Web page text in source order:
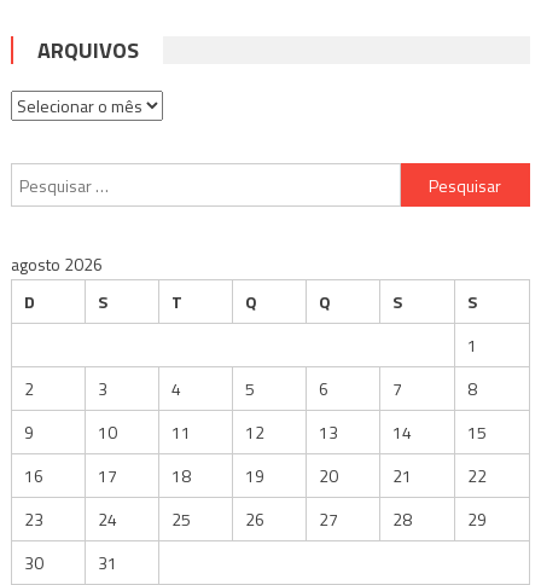
ARQUIVOS
Arquivos
Pesquisar
por:
agosto 2026
D
S T Q Q S
S
1
2
3 4 5 6 7
8
9
10 11 12 13 14
15
16
17 18 19 20 21
22
23
24 25 26 27 28
29
30
31